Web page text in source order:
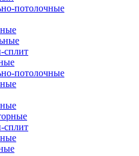
потолочные
сплит
потолочные
сплит